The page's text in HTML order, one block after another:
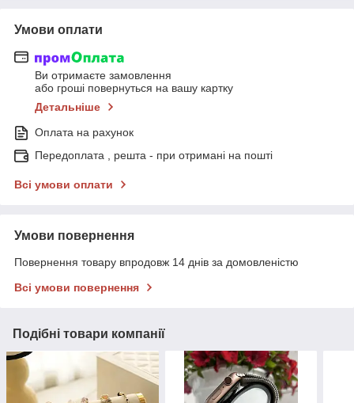
Умови оплати
Ви отримаєте замовлення
або гроші повернуться на вашу картку
Детальніше
Оплата на рахунок
Передоплата , решта - при отримані на пошті
Всі умови оплати
Умови повернення
Повернення товару впродовж 14 днів за домовленістю
Всі умови повернення
Подібні товари компанії